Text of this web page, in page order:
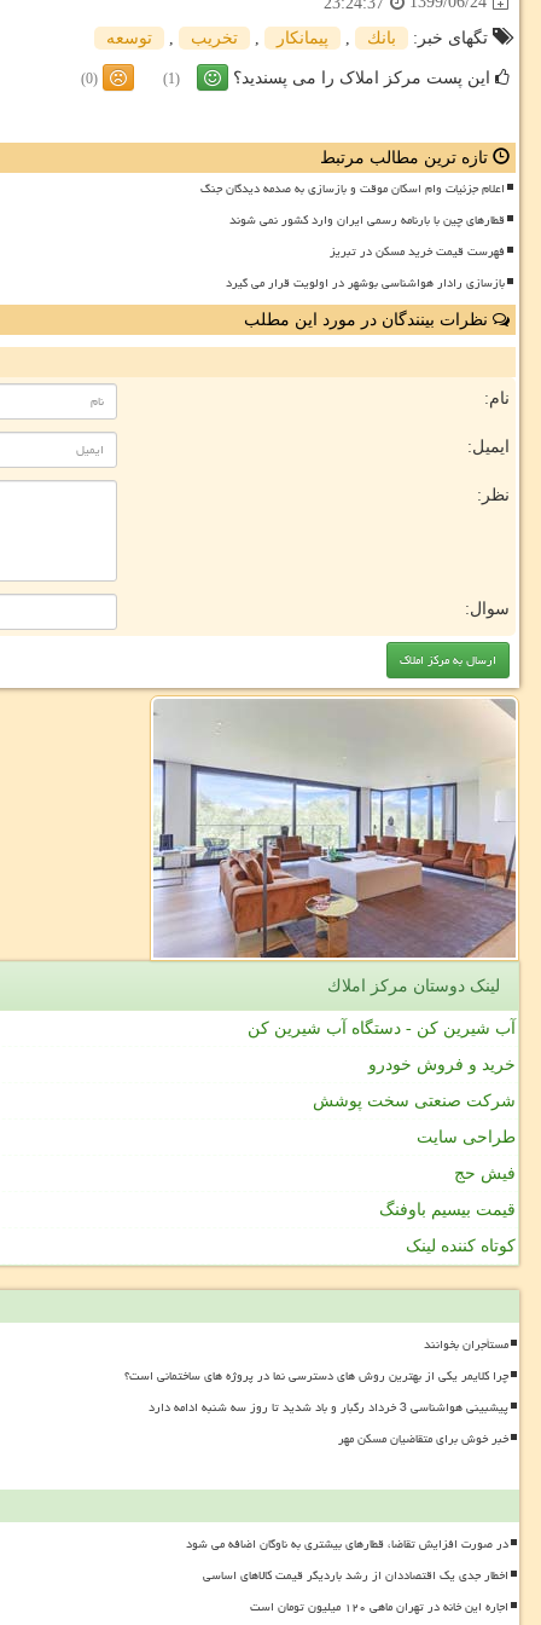
تگهای خبر:
بانك , پیمانكار , تخریب , توسعه
این پست مرکز املاک را می پسندید؟ (1)
(0)
تازه ترین مطالب مرتبط
اعلام جزئیات وام اسکان موقت و بازسازی به صدمه دیدگان جنگ
قطارهای چین با بارنامه رسمی ایران وارد کشور نمی شوند
فهرست قیمت خرید مسکن در تبریز
بازسازی رادار هواشناسی بوشهر در اولویت قرار می گیرد
نظرات بینندگان در مورد این مطلب
نام:
ایمیل:
نظر:
سوال:
لینک دوستان مركز املاك
آب شیرین کن - دستگاه آب شیرین کن
خرید و فروش خودرو
شرکت صنعتی سخت پوشش
طراحی سایت
فیش حج
قیمت بیسیم باوفنگ
کوتاه کننده لینک
مستأجران بخوانند
چرا کلایمر یکی از بهترین روش های دسترسی نما در پروژه های ساختمانی است؟
پیشبینی هواشناسی 3 خرداد رگبار و باد شدید تا روز سه شنبه ادامه دارد
خبر خوش برای متقاضیان مسکن مهر
در صورت افزایش تقاضا، قطارهای بیشتری به ناوگان اضافه می شود
اخطار جدی یک اقتصاددان از رشد باردیگر قیمت کالاهای اساسی
اجاره این خانه در تهران ماهی ۱۲۰ میلیون تومان است